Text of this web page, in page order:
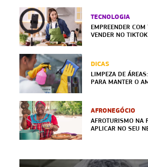
TECNOLOGIA
EMPREENDER
VENDER NO
DICAS
LIMPEZA DE
PARA MANTER O
AFRONEGÓCIO
AFROTURISMO NA
APLICAR NO SEU